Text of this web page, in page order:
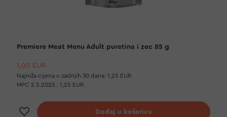
Premiere Meat Menu Adult puretina i zec 85 g
1,00 EUR
Najniža cijena u zadnjih 30 dana: 1,25 EUR
MPC 2.5.2025.: 1,25 EUR
Dodaj na listu želja
Dodaj u košaricu